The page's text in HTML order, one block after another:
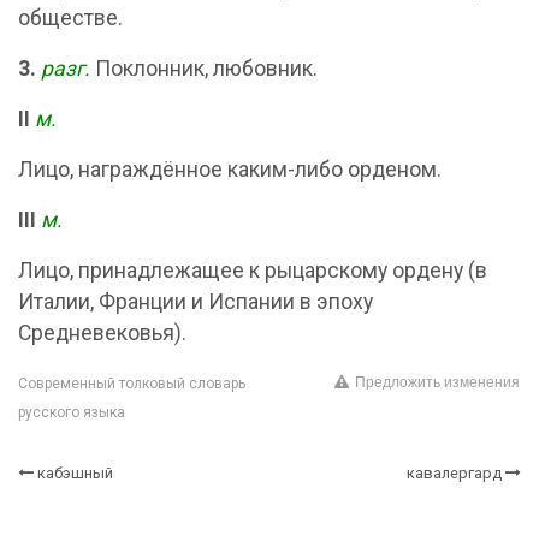
обществе.
3. разг. Поклонник, любовник.
м.
Лицо, награждённое каким-либо орденом.
м.
Лицо, принадлежащее к рыцарскому ордену (в
Италии, Франции и Испании в эпоху
Средневековья).
Современный толковый словарь
русского языка
Предложить изменения
кабэшный кавалергард